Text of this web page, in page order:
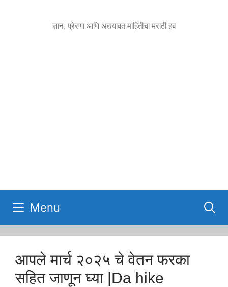
ज्ञान, प्रेरणा आणि अद्ययावत माहितीचा मराठी हब
Menu
आपले मार्च २०२५ चे वेतन फरका
सहित जाणून घ्या |Da hike